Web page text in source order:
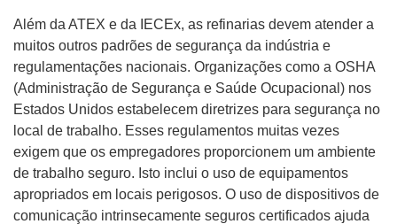
Além da ATEX e da IECEx, as refinarias devem atender a
muitos outros padrões de segurança da indústria e
regulamentações nacionais. Organizações como a OSHA
(Administração de Segurança e Saúde Ocupacional) nos
Estados Unidos estabelecem diretrizes para segurança no
local de trabalho. Esses regulamentos muitas vezes
exigem que os empregadores proporcionem um ambiente
de trabalho seguro. Isto inclui o uso de equipamentos
apropriados em locais perigosos. O uso de dispositivos de
comunicação intrinsecamente seguros certificados ajuda